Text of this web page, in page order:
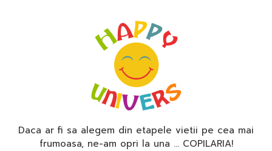
Daca ar fi sa alegem din etapele vietii pe cea mai
frumoasa, ne-am opri la una … COPILARIA!